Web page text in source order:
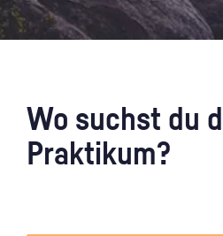
Wo suchst du
Praktikum?